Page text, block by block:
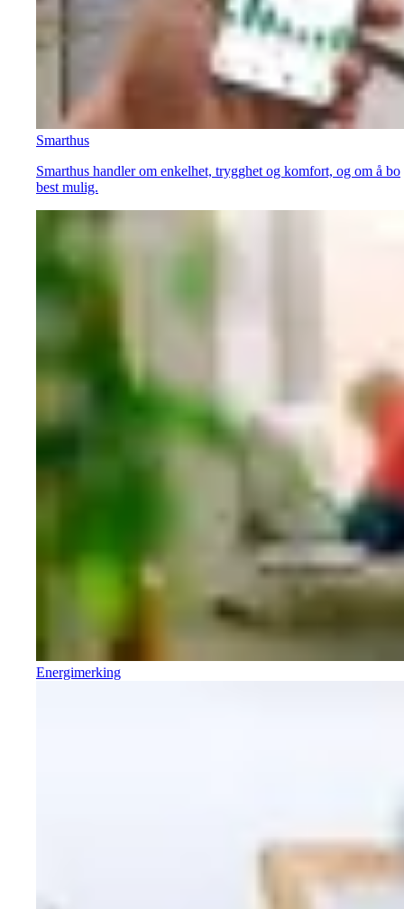
Smarthus
Smarthus handler om enkelhet, trygghet og komfort, og om å bo
best mulig.
Energimerking